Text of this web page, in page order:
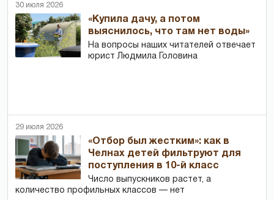
30 июля 2026
«Купила дачу, а потом
выяснилось, что там нет воды»
На вопросы наших читателей отвечает
юрист Людмила Головина
29 июля 2026
«Отбор был жестким»: как в
Челнах детей фильтруют для
поступления в 10-й класс
Число выпускников растет, а
количество профильных классов — нет